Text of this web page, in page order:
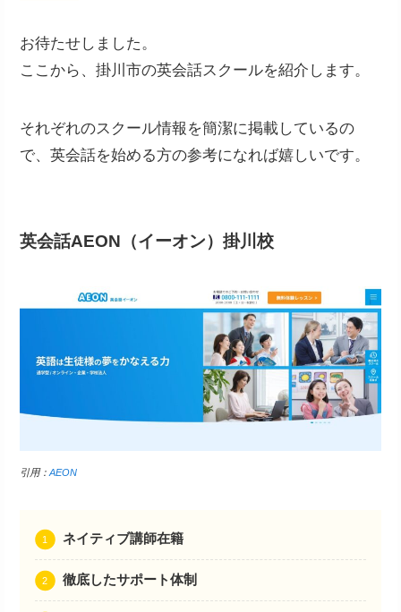
お待たせしました。
ここから、掛川市の英会話スクールを紹介します。
それぞれのスクール情報を簡潔に掲載しているの
で、英会話を始める方の参考になれば嬉しいです。
英会話AEON（イーオン）掛川校
引用：AEON
ネイティブ講師在籍
徹底したサポート体制